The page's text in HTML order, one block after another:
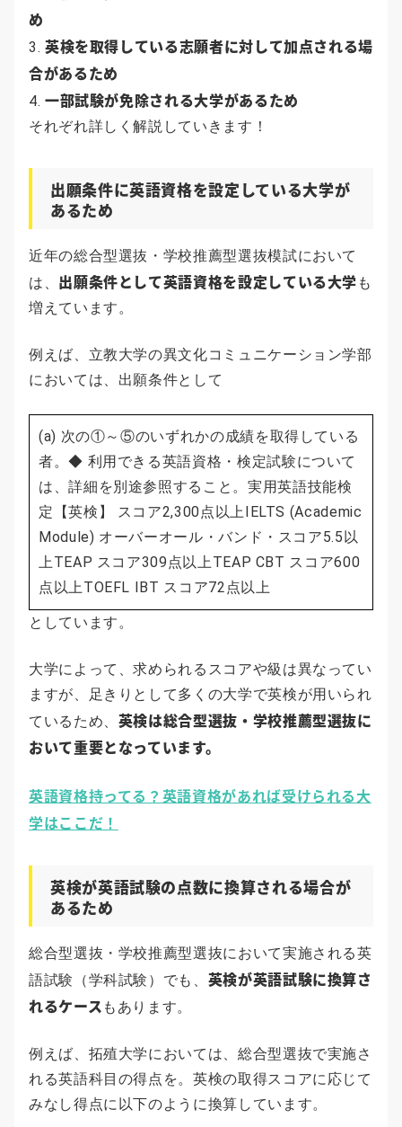
め
英検を取得している志願者に対して加点される場
合があるため
一部試験が免除される大学があるため
それぞれ詳しく解説していきます！
出願条件に英語資格を設定している大学が
あるため
近年の総合型選抜・学校推薦型選抜模試において
は、 出願条件として英語資格を設定している大学 も
増えています。
例えば、立教大学の異文化コミュニケーション学部
においては、出願条件として
(a) 次の①～⑤のいずれかの成績を取得している
者。◆ 利用できる英語資格・検定試験について
は、詳細を別途参照すること。実用英語技能検
定【英検】 スコア2,300点以上IELTS (Academic
Module) オーバーオール・バンド・スコア5.5以
上TEAP スコア309点以上TEAP CBT スコア600
点以上TOEFL IBT スコア72点以上
としています。
大学によって、求められるスコアや級は異なってい
ますが、足きりとして多くの大学で英検が用いられ
ているため、 英検は総合型選抜・学校推薦型選抜に
おいて重要となっています。
英語資格持ってる？英語資格があれば受けられる大
学はここだ！
英検が英語試験の点数に換算される場合が
あるため
総合型選抜・学校推薦型選抜において実施される英
語試験（学科試験）でも、 英検が英語試験に換算さ
れるケース もあります。
例えば、拓殖大学においては、総合型選抜で実施さ
れる英語科目の得点を。英検の取得スコアに応じて
みなし得点に以下のように換算しています。